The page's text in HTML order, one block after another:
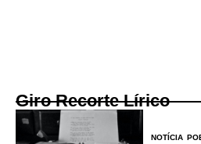
Giro Recorte Lírico
NOTÍCIA